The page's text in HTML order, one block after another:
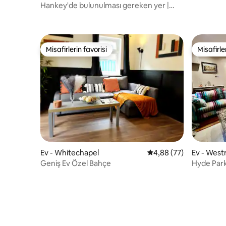
Hankey'de bulunulması gereken yer |
Misafirlerin favorisi
Misafirlerin favorisi
Ev - Whitechapel 5 üzerinden ortalama
4,88 (77)
Geniş Ev Özel Bahçe
Ev -
Hyde